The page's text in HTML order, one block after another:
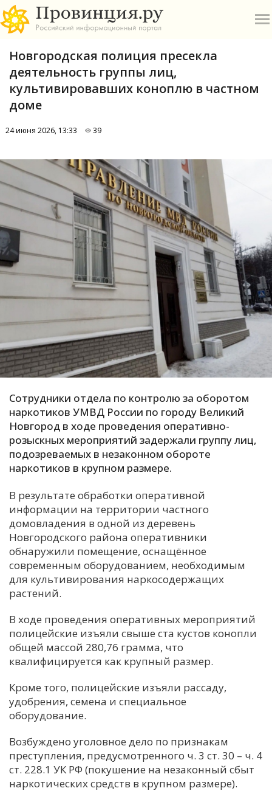
А
Б
В
И
К
М
Н
Р
С
Т
У
Х
Новгородская полиция пресекла
деятельность группы лиц,
культивировавших коноплю в частном
доме
24 июня 2026, 13:33 39
Сотрудники отдела по контролю за оборотом
наркотиков УМВД России по городу Великий
Новгород в ходе проведения оперативно-
розыскных мероприятий задержали группу лиц,
подозреваемых в незаконном обороте
наркотиков в крупном размере.
В результате обработки оперативной
информации на территории частного
домовладения в одной из деревень
Новгородского района оперативники
обнаружили помещение, оснащённое
современным оборудованием, необходимым
для культивирования наркосодержащих
растений.
В ходе проведения оперативных мероприятий
полицейские изъяли свыше ста кустов конопли
общей массой 280,76 грамма, что
квалифицируется как крупный размер.
Кроме того, полицейские изъяли рассаду,
удобрения, семена и специальное
оборудование.
Возбуждено уголовное дело по признакам
преступления, предусмотренного ч. 3 ст. 30 – ч. 4
ст. 228.1 УК РФ (покушение на незаконный сбыт
наркотических средств в крупном размере).